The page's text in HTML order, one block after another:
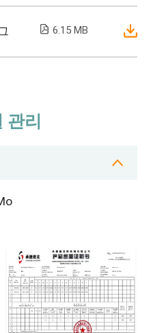
6.15 MB
관리